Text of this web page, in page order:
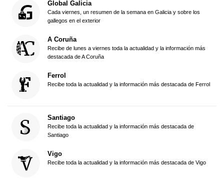
Global Galicia
Cada viernes, un resumen de la semana en Galicia y sobre los
gallegos en el exterior
A Coruña
Recibe de lunes a viernes toda la actualidad y la información más
destacada de A Coruña
Ferrol
Recibe toda la actualidad y la información más destacada de Ferrol
Santiago
Recibe toda la actualidad y la información más destacada de
Santiago
Vigo
Recibe toda la actualidad y la información más destacada de Vigo